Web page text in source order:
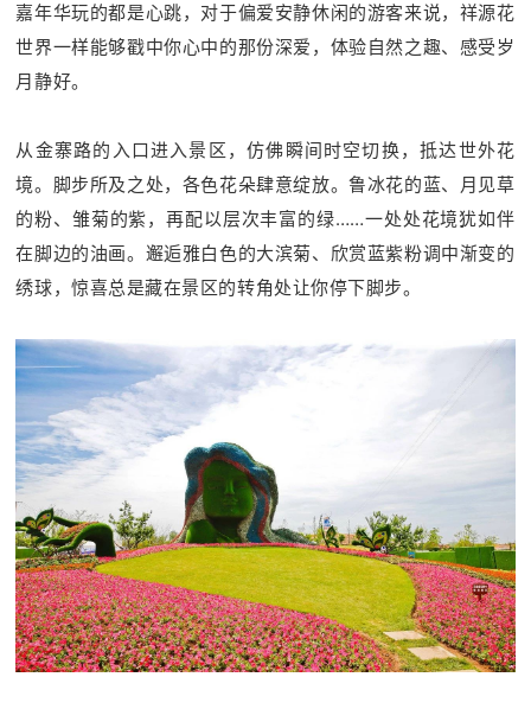
嘉年华玩的都是心跳，对于偏爱安静休闲的游客来说，祥源花
世界一样能够戳中你心中的那份深爱，体验自然之趣、感受岁
月静好。
从金寨路的入口进入景区，仿佛瞬间时空切换，抵达世外花
境。脚步所及之处，各色花朵肆意绽放。鲁冰花的蓝、月见草
的粉、雏菊的紫，再配以层次丰富的绿……一处处花境犹如伴
在脚边的油画。邂逅雅白色的大滨菊、欣赏蓝紫粉调中渐变的
绣球，惊喜总是藏在景区的转角处让你停下脚步。